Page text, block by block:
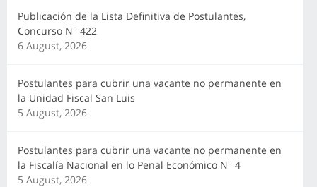
Publicación de la Lista Definitiva de Postulantes,
Concurso N° 422
6 August, 2026
Postulantes para cubrir una vacante no permanente en
la Unidad Fiscal San Luis
5 August, 2026
Postulantes para cubrir una vacante no permanente en
la Fiscalía Nacional en lo Penal Económico N° 4
5 August, 2026